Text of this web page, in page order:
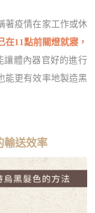
著疫情在家工作或休
在11點前關燈就寢，
讓體內器官好的進行
能更有效率地製造黑
輸送效率